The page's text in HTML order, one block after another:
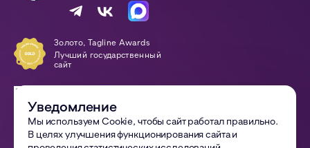
Золото, Tagline Awards
Лучший государственный
сайт
Сайт года
Уведомление
Мы используем Cookie, чтобы сайт работал правильно.
В целях улучшения функционирования сайта и